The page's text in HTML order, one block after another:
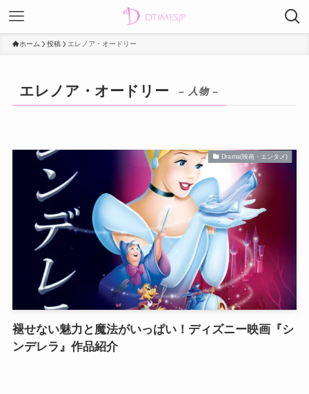
ホーム 投稿 エレノア・オードリー
エレノア・オードリー – 人物 –
Drama(映画・エンタメ)
褪せない魅力と魔法がいっぱい！ディズニー映画『シ
ンデレラ』作品紹介